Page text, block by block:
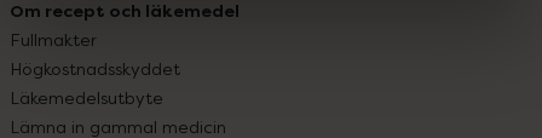
Om recept och läkemedel
Fullmakter
Högkostnadsskyddet
Läkemedelsutbyte
Lämna in gammal medicin